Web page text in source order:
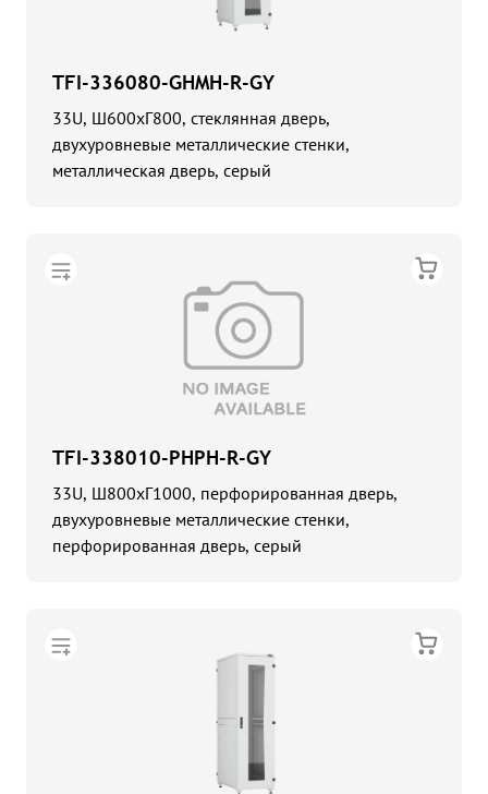
TFI-336080-GHMH-R-GY
33U, Ш600хГ800, стеклянная дверь,
двухуровневые металлические стенки,
металлическая дверь, серый
TFI-338010-PHPH-R-GY
33U, Ш800хГ1000, перфорированная дверь,
двухуровневые металлические стенки,
перфорированная дверь, серый